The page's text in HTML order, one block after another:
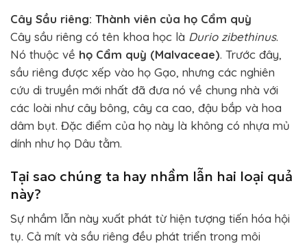
Cây Sầu riêng: Thành viên của họ Cẩm quỳ
Cây sầu riêng có tên khoa học là Durio zibethinus.
Nó thuộc về họ Cẩm quỳ (Malvaceae). Trước đây,
sầu riêng được xếp vào họ Gạo, nhưng các nghiên
cứu di truyền mới nhất đã đưa nó về chung nhà với
các loài như cây bông, cây ca cao, đậu bắp và hoa
dâm bụt. Đặc điểm của họ này là không có nhựa mủ
dính như họ Dâu tằm.
Tại sao chúng ta hay nhầm lẫn hai loại quả
này?
Sự nhầm lẫn này xuất phát từ hiện tượng tiến hóa hội
tụ. Cả mít và sầu riêng đều phát triển trong môi